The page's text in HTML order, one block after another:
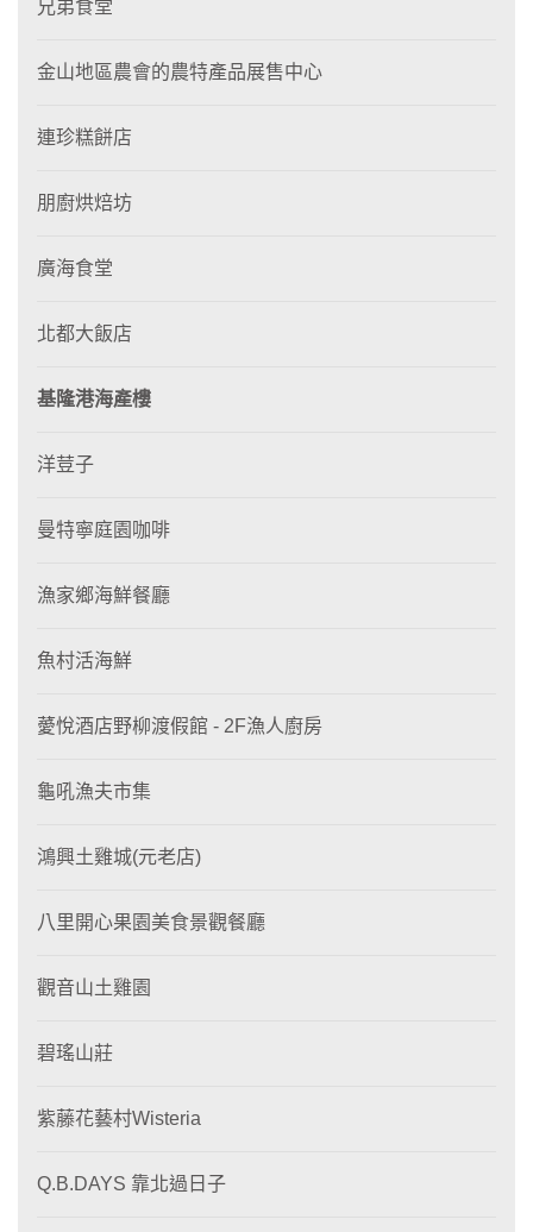
兄弟食堂
金山地區農會的農特產品展售中心
連珍糕餅店
朋廚烘焙坊
廣海食堂
北都大飯店
基隆港海產樓
洋荳子
曼特寧庭園咖啡
漁家鄉海鮮餐廳
魚村活海鮮
薆悅酒店野柳渡假館 - 2F漁人廚房
龜吼漁夫市集
鴻興土雞城(元老店)
八里開心果園美食景觀餐廳
觀音山土雞園
碧瑤山莊
紫藤花藝村Wisteria
Q.B.DAYS 靠北過日子